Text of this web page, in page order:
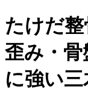
たけだ
歪み・
に強い